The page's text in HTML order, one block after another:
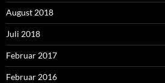
August 2018
Juli 2018
Februar 2017
Februar 2016